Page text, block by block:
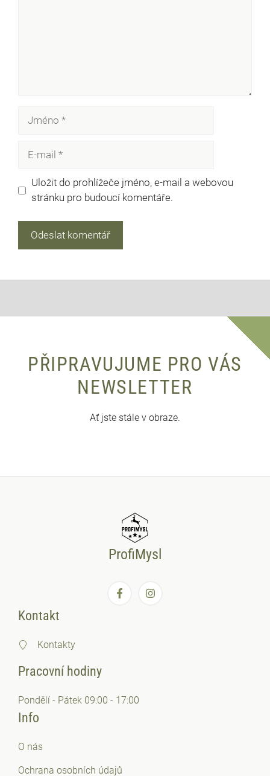
Uložit do prohlížeče jméno, e-mail a webovou
stránku pro budoucí komentáře.
PŘIPRAVUJUME PRO VÁS
NEWSLETTER
Ať jste stále v obraze.
ProfiMysl
Kontakt
Kontakty
Pracovní hodiny
Pondělí - Pátek 09:00 - 17:00
Info
O nás
Ochrana osobních údajů